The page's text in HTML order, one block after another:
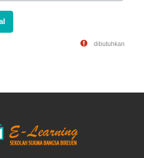
dibutuhkan